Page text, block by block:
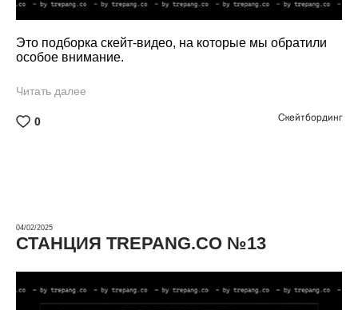
Это подборка скейт-видео, на которые мы обратили
особое внимание.
Читать далее
0 Скейтбординг
04/02/2025
СТАНЦИЯ TREPANG.CO №13